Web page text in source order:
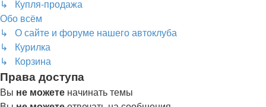
↳ Купля-продажа
Обо всём
↳ О сайте и форуме нашего автоклуба
↳ Курилка
↳ Корзина
Права доступа
Вы не можете начинать темы